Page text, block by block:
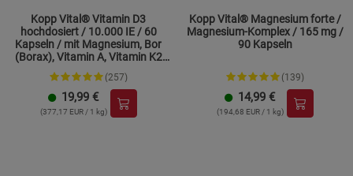
Kopp Vital® Vitamin D3
hochdosiert / 10.000 IE / 60
Kapseln / mit Magnesium, Bor
(Borax), Vitamin A, Vitamin K2
und Zink
(257)
19,99 €
(377,17 EUR / 1 kg)
Kopp Vital® Magnesium forte /
Magnesium-Komplex / 165 mg /
90 Kapseln
(139)
14,99 €
(194,68 EUR / 1 kg)